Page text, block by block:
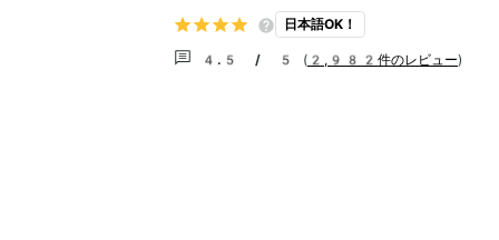
日本語OK！
4.5 / 5 ( 2,982件のレビュー)